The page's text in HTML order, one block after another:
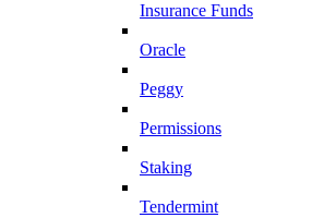
Insurance Funds
Oracle
Peggy
Permissions
Staking
Tendermint